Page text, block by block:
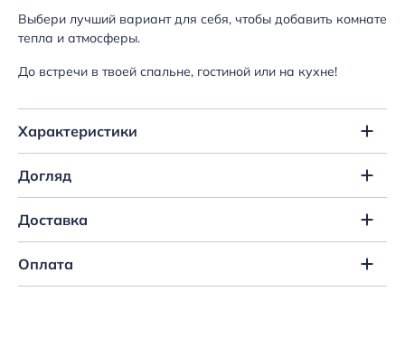
Выбери лучший вариант для себя, чтобы добавить комнате
тепла и атмосферы.
До встречи в твоей спальне, гостиной или на кухне!
Характеристики
Догляд
Доставка
Оплата